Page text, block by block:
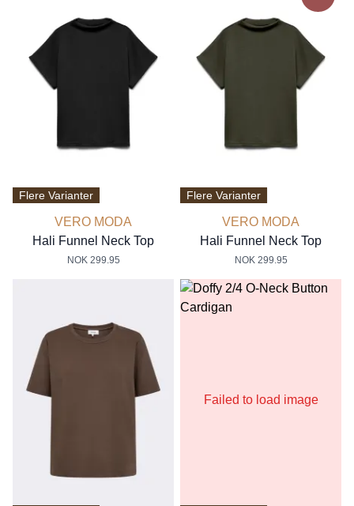
Flere Varianter
VERO MODA
Hali Funnel Neck Top
NOK 299.95
Flere Varianter
VERO MODA
Hali Funnel Neck Top
NOK 299.95
Failed to load image